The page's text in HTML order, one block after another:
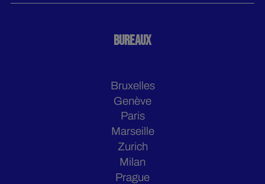
BUREAUX
Bruxelles
Genève
Paris
Marseille
Zurich
Milan
Prague